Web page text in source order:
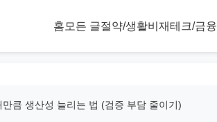
홈 모든 글절약/생활비 재테크/금융
큼 생산성 늘리는 법 (검증 부담 줄이기)